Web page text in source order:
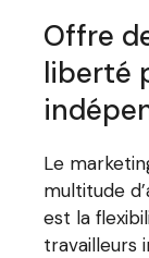
Offre
liberté
Le
multitude
est la
travailleurs